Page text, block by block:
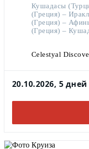
Кушадасы
(Греция) –
(Греция) –
(Греция) –
Celestyal
20.10.2026, 5 дней